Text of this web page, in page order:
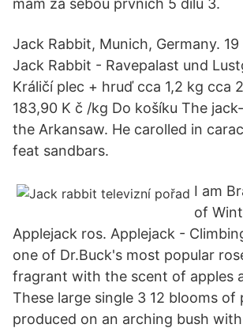
mám za sebou prvních 5 dílu 3.
Jack Rabbit, Munich, Germany.
Jack Rabbit - Ravepalast und
Králičí plec + hruď cca 1,2 kg cca
183,90 K č /kg Do košíku The
the Arkansaw. He carolled in
feat sandbars.
I am
of
Applejack ros. Applejack -
one of Dr.Buck's most popular
fragrant with the scent of apples
These large single 3 12 blooms of
produced on an arching bush